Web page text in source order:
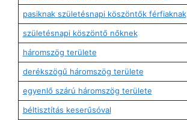
pasiknak születésnapi köszöntők férfiaknak
születésnapi köszöntő nőknek
háromszög területe
derékszögű háromszög területe
egyenlő szárú háromszög területe
béltisztítás keserűsóval